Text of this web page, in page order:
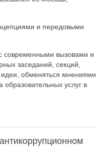
и передовыми
современными вызовами и
заседаний, секций,
идеи, обменяться мнениями
услуг в